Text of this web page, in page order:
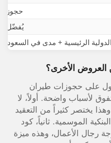
يُفضّل
الرئيسية + مدى في
العروض الأخرى؟
على حجوزات طيران
لأسباب واضحة. أولاً، لا
يختصر كثيراً من التعقيد
الموسمية. ثانياً، كود
رجال الأعمال، وهذه ميزة